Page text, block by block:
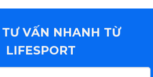
VẤN NHANH TỪ
LIFESPORT